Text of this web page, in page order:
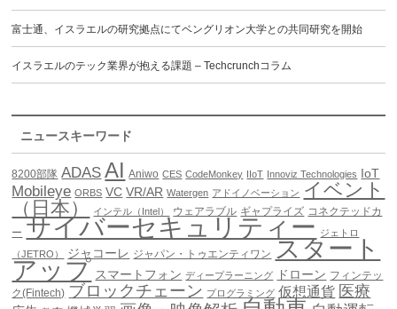
富士通、イスラエルの研究拠点にてベングリオン大学との共同研究を開始
イスラエルのテック業界が抱える課題 – Techcrunchコラム
ニュースキーワード
8200部隊 ADAS AI Aniwo CES CodeMonkey IIoT Innoviz Technologies IoT
Mobileye ORBS VC VR/AR Watergen アドイノベーション イベント
（日本）
インテル（Intel） ウェアラブル ギャプライズ コネクテッドカ
ー サイバーセキュリティー ジェトロ
（JETRO）
ジャコーレ ジャパン・トゥエンティワン スタート
アップ スマートフォン ディープラーニング ドローン フィンテッ
ク(Fintech) ブロックチェーン プログラミング 仮想通貨 医療